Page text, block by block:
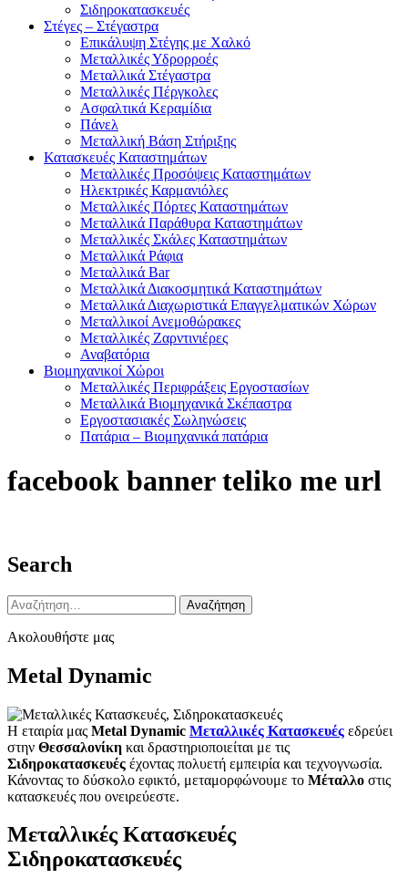
Σιδηροκατασκευές
Στέγες – Στέγαστρα
Επικάλυψη Στέγης με Χαλκό
Μεταλλικές Υδρορροές
Μεταλλικά Στέγαστρα
Μεταλλικές Πέργκολες
Ασφαλτικά Κεραμίδια
Πάνελ
Μεταλλική Βάση Στήριξης
Κατασκευές Καταστημάτων
Μεταλλικές Προσόψεις Καταστημάτων
Ηλεκτρικές Καρμανιόλες
Μεταλλικές Πόρτες Καταστημάτων
Μεταλλικά Παράθυρα Καταστημάτων
Μεταλλικές Σκάλες Καταστημάτων
Μεταλλικά Ράφια
Μεταλλικά Bar
Μεταλλικά Διακοσμητικά Καταστημάτων
Μεταλλικά Διαχωριστικά Επαγγελματικών Χώρων
Μεταλλικοί Ανεμοθώρακες
Μεταλλικές Ζαρντινιέρες
Αναβατόρια
Βιομηχανικοί Χώροι
Μεταλλικές Περιφράξεις Εργοστασίων
Μεταλλικά Βιομηχανικά Σκέπαστρα
Εργοστασιακές Σωληνώσεις
Πατάρια – Βιομηχανικά πατάρια
facebook banner teliko me url
Search
Αναζήτηση
για:
Ακολουθήστε μας
Metal Dynamic
Η εταιρία μας Metal Dynamic Μεταλλικές Κατασκευές εδρεύει
στην Θεσσαλονίκη και δραστηριοποιείται με τις
Σιδηροκατασκευές έχοντας πολυετή εμπειρία και τεχνογνωσία.
Κάνοντας το δύσκολο εφικτό, μεταμορφώνουμε το Μέταλλο στις
κατασκευές που ονειρεύεστε.
Μεταλλικές Κατασκευές
Σιδηροκατασκευές